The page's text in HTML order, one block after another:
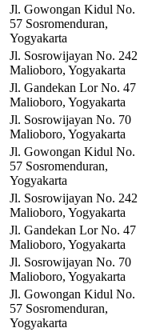
Jl. Gowongan Kidul No.
57 Sosromenduran,
Yogyakarta
Jl. Sosrowijayan No. 242
Malioboro, Yogyakarta
Jl. Gandekan Lor No. 47
Malioboro, Yogyakarta
Jl. Sosrowijayan No. 70
Malioboro, Yogyakarta
Jl. Gowongan Kidul No.
57 Sosromenduran,
Yogyakarta
Jl. Sosrowijayan No. 242
Malioboro, Yogyakarta
Jl. Gandekan Lor No. 47
Malioboro, Yogyakarta
Jl. Sosrowijayan No. 70
Malioboro, Yogyakarta
Jl. Gowongan Kidul No.
57 Sosromenduran,
Yogyakarta